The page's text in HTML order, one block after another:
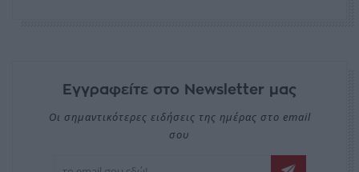
Εγγραφείτε στο Newsletter μας
Οι σημαντικότερες ειδήσεις της ημέρας στο email
σου